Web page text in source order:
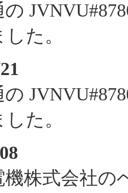
た。
た。
機株式会社の